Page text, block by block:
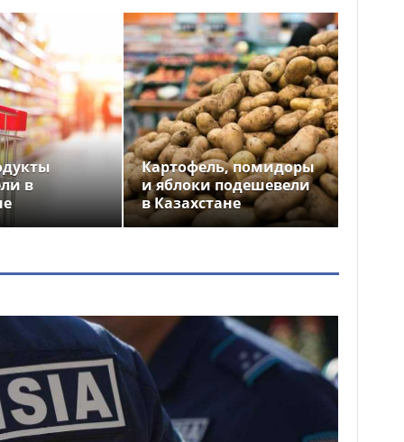
в
Картофель, помидоры
и яблоки подешевели
в Казахстане